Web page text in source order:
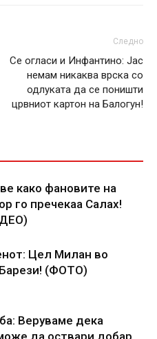
Следно
Се огласи и Инфантино: Јас
немам никаква врска со
одлуката да се поништи
црвниот картон на Балогун!
како фановите на
го пречекаа Салах!
Цел Милан во
(ФОТО)
Веруваме дека